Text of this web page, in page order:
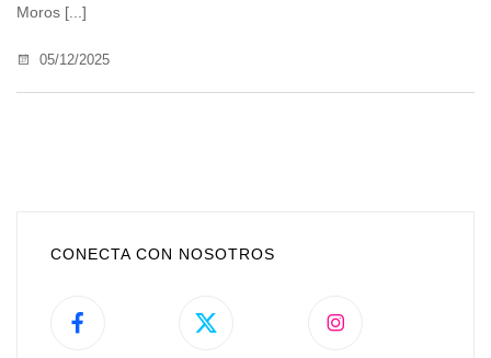
Moros [...]
05/12/2025
CONECTA CON NOSOTROS